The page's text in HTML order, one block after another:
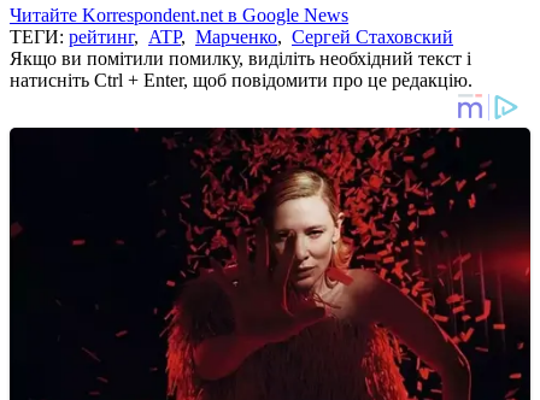
Читайте Korrespondent.net в Google News
ТЕГИ: рейтинг, ATP, Марченко, Сергей Стаховский
Якщо ви помітили помилку, виділіть необхідний текст і
натисніть Ctrl + Enter, щоб повідомити про це редакцію.